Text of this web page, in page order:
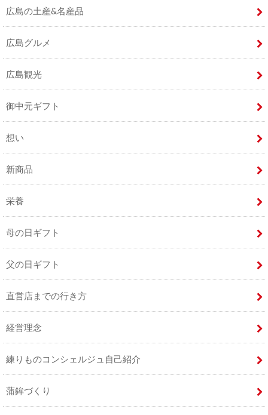
広島の土産&名産品
広島グルメ
広島観光
御中元ギフト
想い
新商品
栄養
母の日ギフト
父の日ギフト
直営店までの行き方
経営理念
練りものコンシェルジュ自己紹介
蒲鉾づくり